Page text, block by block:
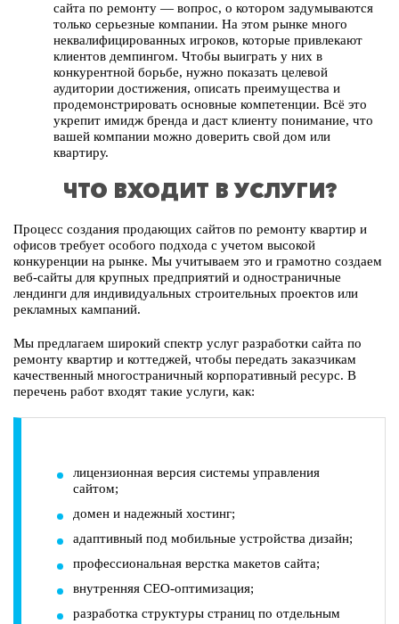
сайта по ремонту — вопрос, о котором задумываются
только серьезные компании. На этом рынке много
неквалифицированных игроков, которые привлекают
клиентов демпингом. Чтобы выиграть у них в
конкурентной борьбе, нужно показать целевой
аудитории достижения, описать преимущества и
продемонстрировать основные компетенции. Всё это
укрепит имидж бренда и даст клиенту понимание, что
вашей компании можно доверить свой дом или
квартиру.
ЧТО ВХОДИТ В УСЛУГИ?
Процесс создания продающих сайтов по ремонту квартир и
офисов требует особого подхода с учетом высокой
конкуренции на рынке. Мы учитываем это и грамотно создаем
веб-сайты для крупных предприятий и одностраничные
лендинги для индивидуальных строительных проектов или
рекламных кампаний.
Мы предлагаем широкий спектр услуг разработки сайта по
ремонту квартир и коттеджей, чтобы передать заказчикам
качественный многостраничный корпоративный ресурс. В
перечень работ входят такие услуги, как:
лицензионная версия системы управления
сайтом;
домен и надежный хостинг;
адаптивный под мобильные устройства дизайн;
профессиональная верстка макетов сайта;
внутренняя СЕО-оптимизация;
разработка структуры страниц по отдельным